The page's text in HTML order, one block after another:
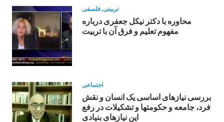
تربیتی فلسفی
محاوره با دکتر نیکل جعفری درباره
مفهوم تعلیم و فرق آن با تربیت
اجتماعی
بررسی نیازهای اساسی یک انسان و نقش
فرد، جامعه و حکومتها و تشکیلات در رفع
این نیازهای بنیادی